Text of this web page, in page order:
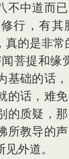
不中道而
行，有其
的是非常
提和缘觉
基础的话
的话，难
的质疑，
所教导的
外道。